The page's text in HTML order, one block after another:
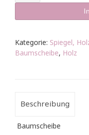
Menge
Kategorie: Spiegel,
Baumscheibe, Holz
Beschreibung
Baumscheibe